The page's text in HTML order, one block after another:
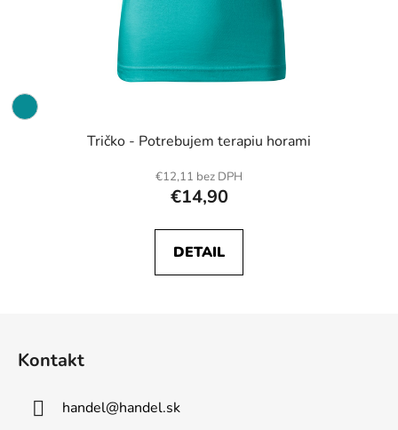
Tričko - Potrebujem terapiu horami
€12,11 bez DPH
€14,90
DETAIL
Kontakt
handel@handel.sk